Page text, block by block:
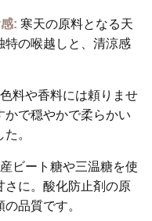
: 寒天の原料となる天
特の喉越しと、清涼感
料や香料には頼りませ
かで穏やかで柔らかい
。
ビート糖や三温糖を使
さに。酸化防止剤の原
品質です。